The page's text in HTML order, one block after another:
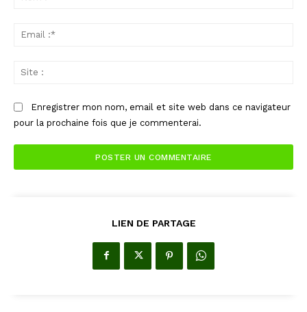
Enregistrer mon nom, email et site web dans ce navigateur
pour la prochaine fois que je commenterai.
LIEN DE PARTAGE